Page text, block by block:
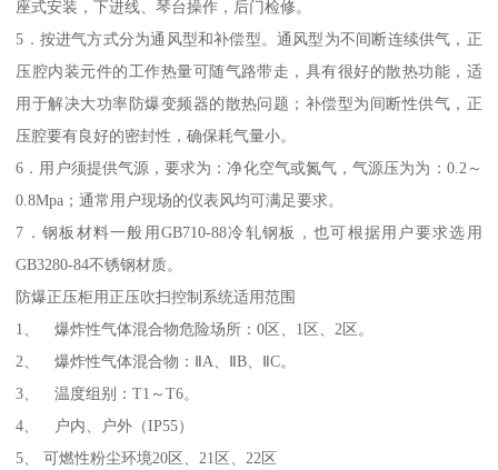
座式安装，下进线、琴台操作，后门检修。
5．按进气方式分为通风型和补偿型。通风型为不间断连续供气，正
压腔内装元件的工作热量可随气路带走，具有很好的散热功能，适
用于解决大功率防爆变频器的散热问题；补偿型为间断性供气，正
压腔要有良好的密封性，确保耗气量小。
6．用户须提供气源，要求为：净化空气或氮气，气源压为为：0.2～
0.8Mpa；通常用户现场的仪表风均可满足要求。
7．钢板材料一般用GB710-88冷轧钢板，也可根据用户要求选用
GB3280-84不锈钢材质。
防爆正压柜用正压吹扫控制系统适用范围
1、 爆炸性气体混合物危险场所：0区、1区、2区。
2、 爆炸性气体混合物：ⅡA、ⅡB、ⅡC。
3、 温度组别：T1～T6。
4、 户内、户外（IP55）
5、 可燃性粉尘环境20区、21区、22区